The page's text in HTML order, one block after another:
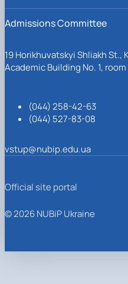
Admissions Committee
19 Horikhuvatskyi Shliakh St.,
Academic Building No. 1, room
(044) 258-42-63
(044) 527-83-08
vstup@nubip.edu.ua
Official site portal
© 2026 NUBiP Ukraine